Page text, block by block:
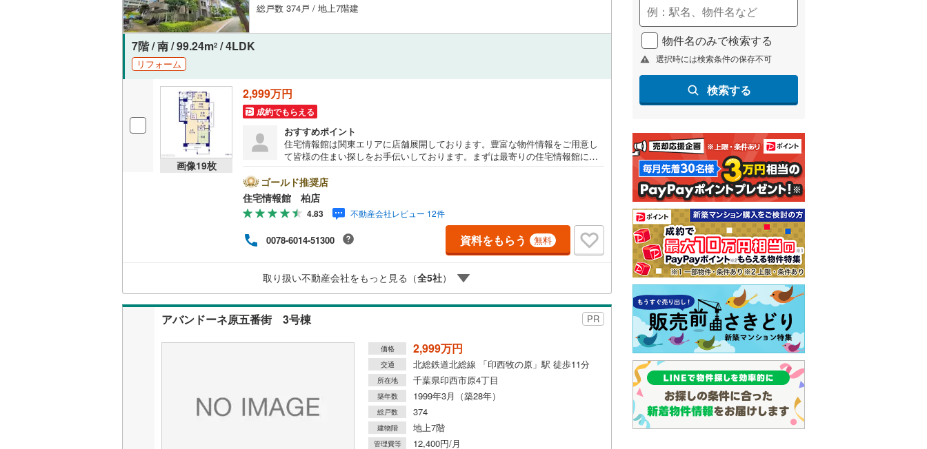
総戸数 374戸 / 地上7階建
7階 / 南 / 99.24m2 / 4LDK
リフォーム
画像19枚
2,999万円
成約でもらえる
おすすめポイント
住宅情報館は関東エリアに店舗展開しております。豊富な物件情報をご用意し
て皆様の住まい探しをお手伝いしております。まずは最寄りの住宅情報館にお
は営業いたします）】「資料請求」「内覧」のお問い合わせは上記時間内です
とスムーズにご対応が可能です。スタッフ一同お客様のお問合せをお待ちして
おります。【住宅ローン相談会】開催中無理のない住宅ローンの試算やご購入
の際にかかる諸費用の概算も行っております。しっかりとした資金計画のアド
バイスをさせて頂きますので、お気軽にご相談ください。お客様第一主義をモ
ット-にお引越しをしてからも安心して住んでいただけるよう、末永く誠実に努
めさせて頂きます。住宅情報館にお越し頂けたら、物件のご紹介だけではな
様の要望をお伺いしながら誠心誠意、全力でサポートさせて頂きます。お客様
一人一人に合わせたライフプランのご提案をさせていただきます。お気軽にご
相談ください。
ゴールド推奨店
住宅情報館 柏店
4.83 不動産会社レビュー 12件
0078-6014-51300 資料をもらう 無料
取り扱い不動産会社をもっと見る（全5社）
アバンドーネ原五番街 3号棟 PR
価格 2,999万円
交通 北総鉄道北総線 「印西牧の原」駅 徒歩11分
所在地 千葉県印西市原4丁目
築年数 1999年3月（築28年）
総戸数 374
建物階 地上7階
管理費等 12,400円/月
物件名のみで検索する
選択時には検索条件の保存不可
検索する